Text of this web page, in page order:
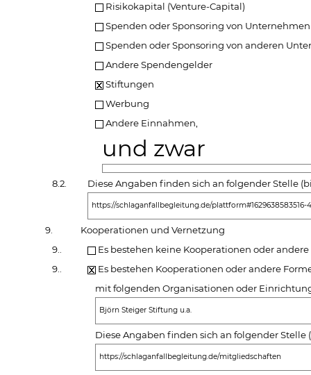
Risikokapital (Venture-Capital)
Spenden oder Sponsoring von
Spenden oder Sponsoring von anderen
Andere Spendengelder
Stiftungen
Werbung
Andere Einnahmen,
und zwar
8.2. Diese Angaben finden sich an folgender Stelle
https://schlaganfallbegleitung.de/plattform#1629638583516-
9.
Kooperationen und Vernetzung
9..
Es bestehen keine Kooperationen oder
9..
Es bestehen Kooperationen oder andere
mit folgenden Organisationen oder
Björn Steiger Stiftung u.a.
Diese Angaben finden sich an folgender
https://schlaganfallbegleitung.de/mitgliedschaften